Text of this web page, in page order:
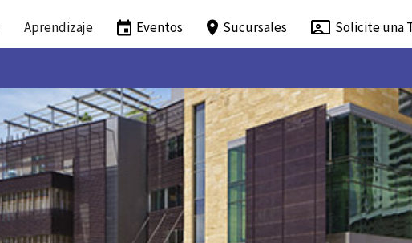
Aprendizaje Eventos Sucursales Solicite una